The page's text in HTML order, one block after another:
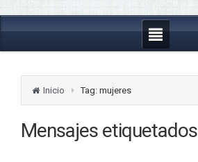
Inicio Tag: mujeres
Mensajes etiquetados